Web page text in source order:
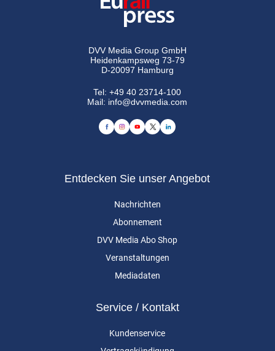
DVV Media Group GmbH
Heidenkampsweg 73-79
D-20097 Hamburg
Tel:+49 40 23714-100
Mail: info@dvvmedia.com
Entdecken Sie unser Angebot
Nachrichten
Abonnement
DVV Media Abo Shop
Veranstaltungen
Mediadaten
Service / Kontakt
Kundenservice